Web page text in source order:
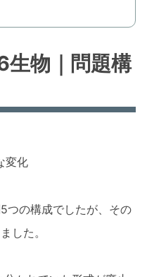
物｜問題構
変化
つの構成でしたが、その
した。